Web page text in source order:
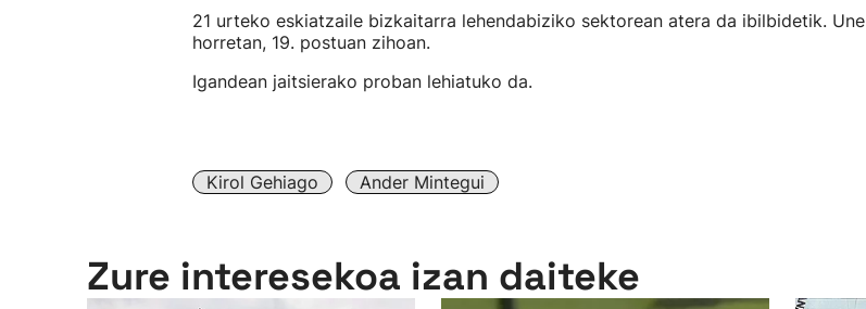
21 urteko eskiatzaile bizkaitarra lehendabiziko sektorean atera da ibilbidetik. Une
horretan, 19. postuan zihoan.
Igandean jaitsierako proban lehiatuko da.
Kirol Gehiago Ander Mintegui
Zure interesekoa izan daiteke